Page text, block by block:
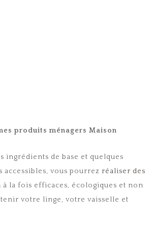
produits ménagers Maison
ingrédients de base et quelques
vous pourrez réaliser des
à la fois efficaces, écologiques et non
votre linge, votre vaisselle et